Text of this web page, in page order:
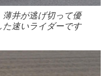
井が逃げ切って優
速いライダーです